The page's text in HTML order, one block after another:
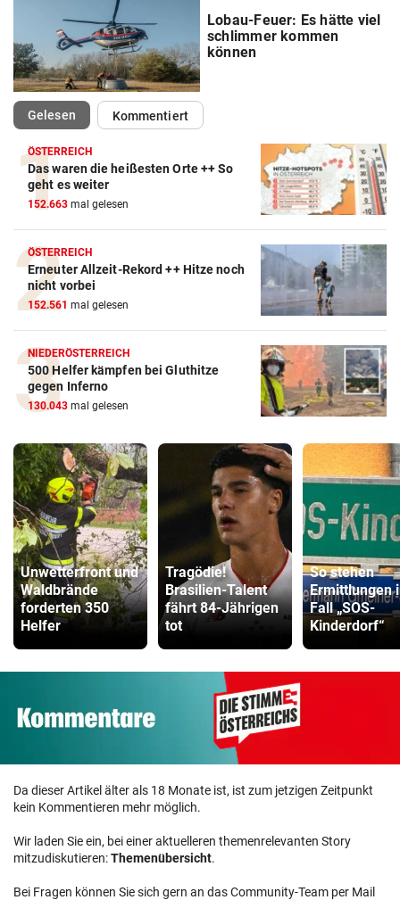
Lobau-Feuer: Es hätte viel
schlimmer kommen
können
Gelesen(ausgewählt)Kommentiert
ÖSTERREICH
Das waren die heißesten Orte ++ So
geht es weiter
152.663 mal gelesen
ÖSTERREICH
Erneuter Allzeit-Rekord ++ Hitze noch
nicht vorbei
152.561 mal gelesen
NIEDERÖSTERREICH
500 Helfer kämpfen bei Gluthitze
gegen Inferno
130.043 mal gelesen
Unwetterfront und
Waldbrände
forderten 350
Helfer
Tragödie!
Brasilien-Talent
fährt 84-Jährigen
tot
So stehen
Ermittlungen
Fall „SOS-
Kinderdorf“
Da dieser Artikel älter als 18 Monate ist, ist zum jetzigen Zeitpunkt
kein Kommentieren mehr möglich.
Wir laden Sie ein, bei einer aktuelleren themenrelevanten Story
mitzudiskutieren:Themenübersicht.
Bei Fragen können Sie sich gern an das Community-Team per Mail